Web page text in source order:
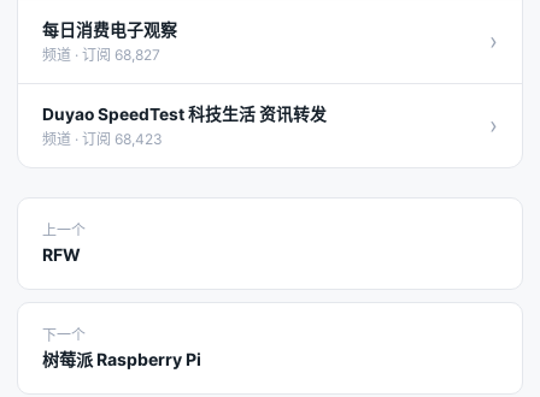
每日消费电子观察
频道 · 订阅 68,827 ›
Duyao SpeedTest 科技生活 资讯转发
频道 · 订阅 68,423 ›
上一个
RFW
下一个
树莓派 Raspberry Pi